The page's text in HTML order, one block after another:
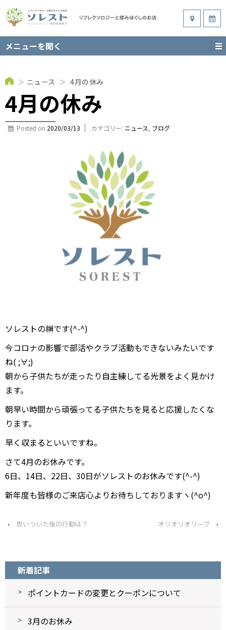
メニューを開く
＞ ニュース ＞ 4月の休み
4月の休み
Posted on 2020/03/13 カテゴリー: ニュース, ブログ
ソレストの榊です(^-^)
今コロナの影響で部活やクラブ活動もできないみたいです
ね( ;∀;)
朝から子供たちが走ったり自主練してる光景をよく見かけ
ます。
朝早い時間から頑張ってる子供たちを見ると応援したくな
ります。
早く収まるといいですね。
さて4月のお休みです。
6日、14日、22日、30日がソレストのお休みです(^-^)
新年度も皆様のご来店心よりお待ちしておりますヽ(^o^)
‹ 思いついた後の行動は？ オリオリオリーブ ›
新着記事
ポイントカードの変更とクーポンについて
3月のお休み